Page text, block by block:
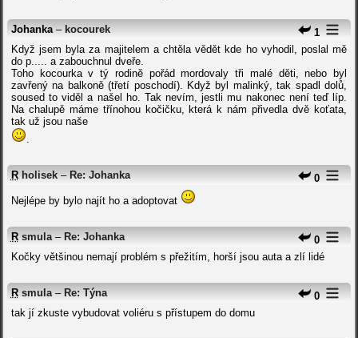
1
Johanka– kocourek
Když jsem byla za majitelem a chtěla vědět kde ho vyhodil, poslal mě
do p..... a zabouchnul dveře.
Toho kocourka v tý rodině pořád mordovaly tři malé děti, nebo byl
zavřený na balkoně (třetí poschodí). Když byl malinký, tak spadl dolů,
soused to viděl a našel ho. Tak nevím, jestli mu nakonec není teď líp.
Na chalupě máme třínohou kočičku, která k nám přivedla dvě koťata,
tak už jsou naše
.
0
R holisek – Re: Johanka
Nejlépe by bylo najít ho a adoptovat
0
R smula – Re: Johanka
Kočky většinou nemají problém s přežitím, horší jsou auta a zlí lidé
0
R smula – Re: Týna
tak jí zkuste vybudovat voliéru s přístupem do domu